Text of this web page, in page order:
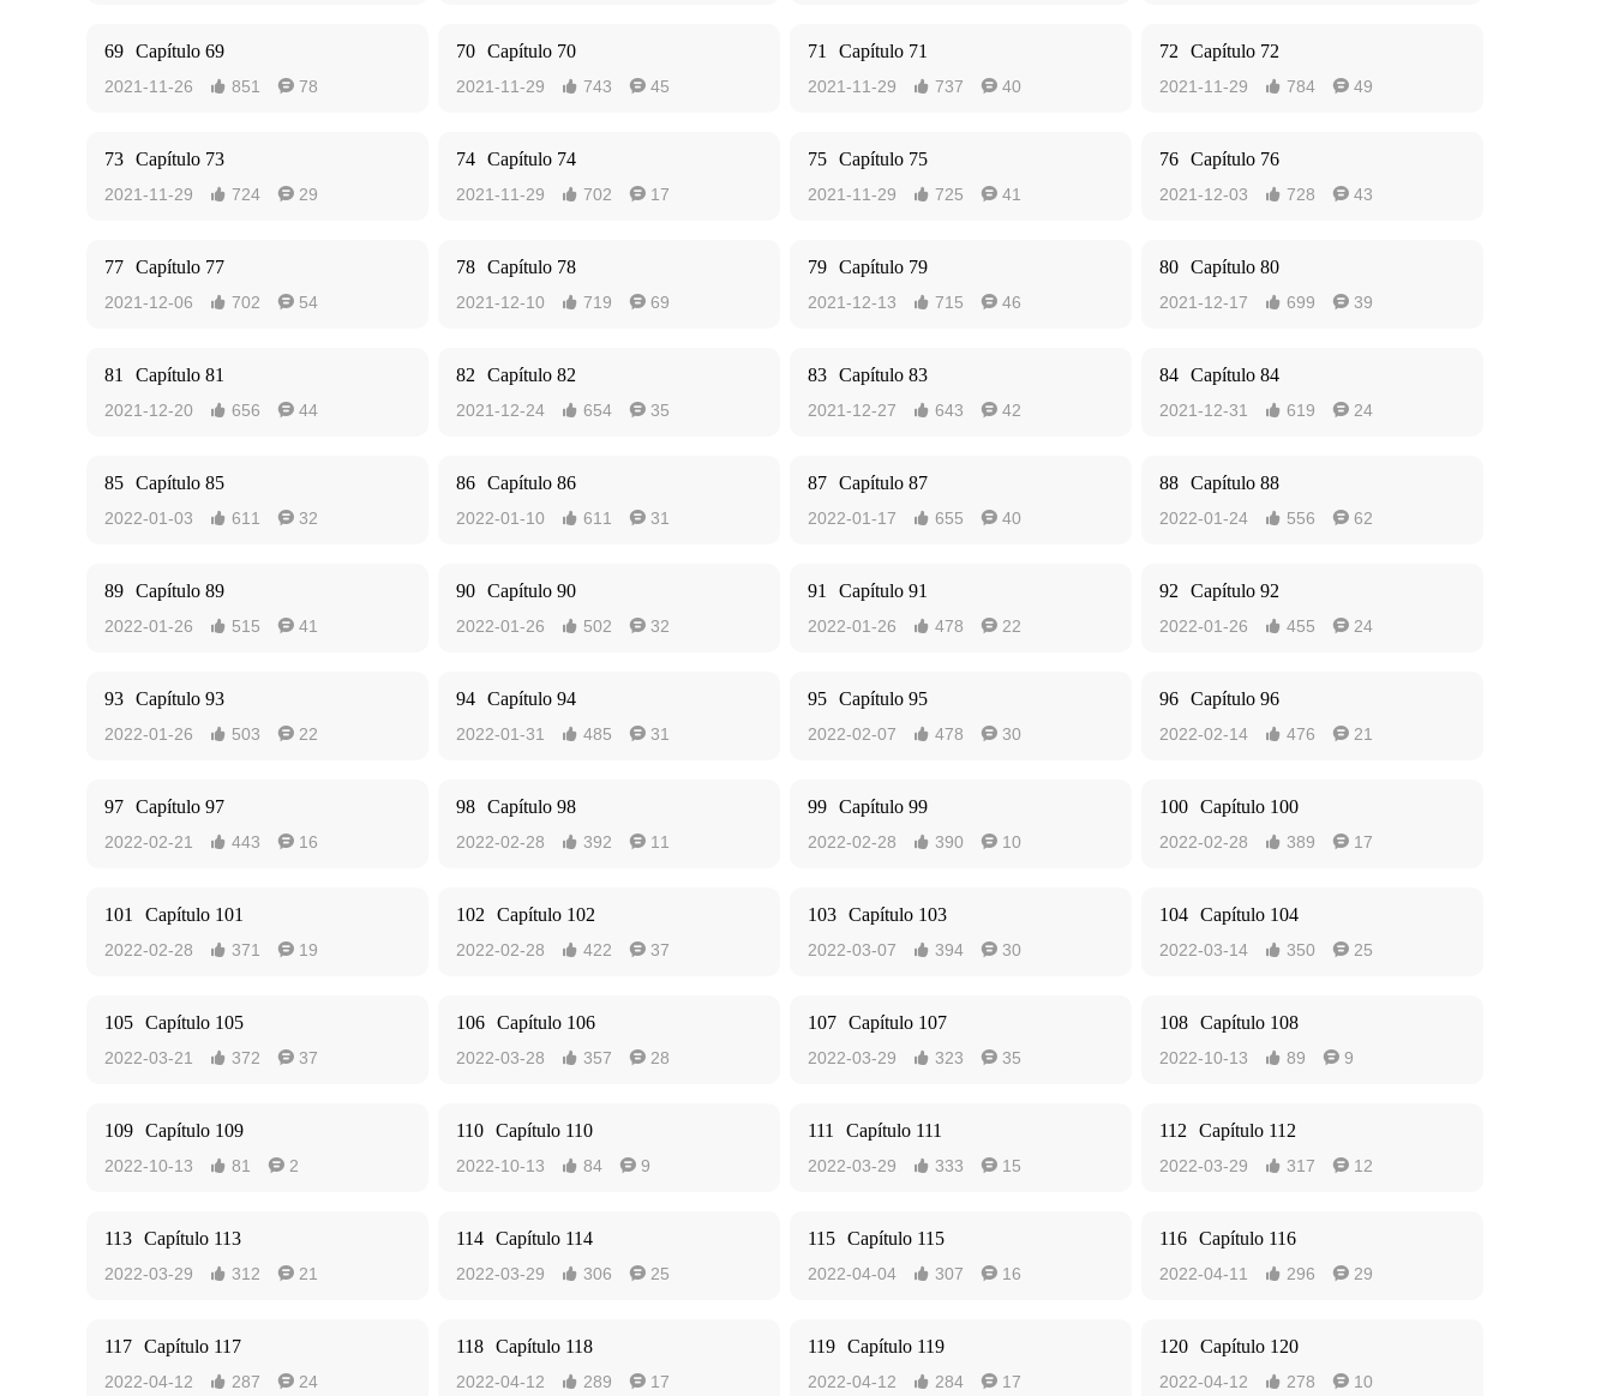
69 Capítulo 69
2021-11-26  851  78
70 Capítulo 70
2021-11-29  743  45
71 Capítulo 71
2021-11-29  737  40
72 Capítulo 72
2021-11-29  784  49
73 Capítulo 73
2021-11-29  724  29
74 Capítulo 74
2021-11-29  702  17
75 Capítulo 75
2021-11-29  725  41
76 Capítulo 76
2021-12-03  728  43
77 Capítulo 77
2021-12-06  702  54
78 Capítulo 78
2021-12-10  719  69
79 Capítulo 79
2021-12-13  715  46
80 Capítulo 80
2021-12-17  699  39
81 Capítulo 81
2021-12-20  656  44
82 Capítulo 82
2021-12-24  654  35
83 Capítulo 83
2021-12-27  643  42
84 Capítulo 84
2021-12-31  619  24
85 Capítulo 85
2022-01-03  611  32
86 Capítulo 86
2022-01-10  611  31
87 Capítulo 87
2022-01-17  655  40
88 Capítulo 88
2022-01-24  556  62
89 Capítulo 89
2022-01-26  515  41
90 Capítulo 90
2022-01-26  502  32
91 Capítulo 91
2022-01-26  478  22
92 Capítulo 92
2022-01-26  455  24
93 Capítulo 93
2022-01-26  503  22
94 Capítulo 94
2022-01-31  485  31
95 Capítulo 95
2022-02-07  478  30
96 Capítulo 96
2022-02-14  476  21
97 Capítulo 97
2022-02-21  443  16
98 Capítulo 98
2022-02-28  392  11
99 Capítulo 99
2022-02-28  390  10
100 Capítulo 100
2022-02-28  389  17
101 Capítulo 101
2022-02-28  371  19
102 Capítulo 102
2022-02-28  422  37
103 Capítulo 103
2022-03-07  394  30
104 Capítulo 104
2022-03-14  350  25
105 Capítulo 105
2022-03-21  372  37
106 Capítulo 106
2022-03-28  357  28
107 Capítulo 107
2022-03-29  323  35
108 Capítulo 108
2022-10-13  89  9
109 Capítulo 109
2022-10-13  81  2
110 Capítulo 110
2022-10-13  84  9
111 Capítulo 111
2022-03-29  333  15
112 Capítulo 112
2022-03-29  317  12
113 Capítulo 113
2022-03-29  312  21
114 Capítulo 114
2022-03-29  306  25
115 Capítulo 115
2022-04-04  307  16
116 Capítulo 116
2022-04-11  296  29
117 Capítulo 117
2022-04-12  287  24
118 Capítulo 118
2022-04-12  289  17
119 Capítulo 119
2022-04-12  284  17
120 Capítulo 120
2022-04-12  278  10